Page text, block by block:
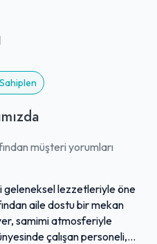
müşteri yorumları
geleneksel lezzetleriyle öne
aile dostu bir mekan
samimi atmosferiyle
çalışan personeli,